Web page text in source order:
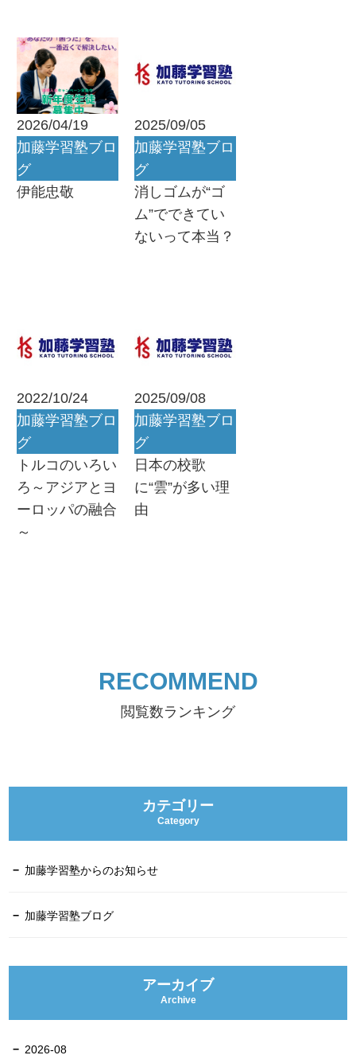
2026/04/19
加藤学習塾ブロ
グ
伊能忠敬
2025/09/05
加藤学習塾ブロ
グ
消しゴムが“ゴ
ム”でできてい
ないって本当？
2022/10/24
加藤学習塾ブロ
グ
トルコのいろい
ろ～アジアとヨ
ーロッパの融合
～
2025/09/08
加藤学習塾ブロ
グ
日本の校歌
に“雲”が多い理
由
RECOMMEND
閲覧数ランキング
カテゴリー
Category
加藤学習塾からのお知らせ
加藤学習塾ブログ
アーカイブ
Archive
2026-08